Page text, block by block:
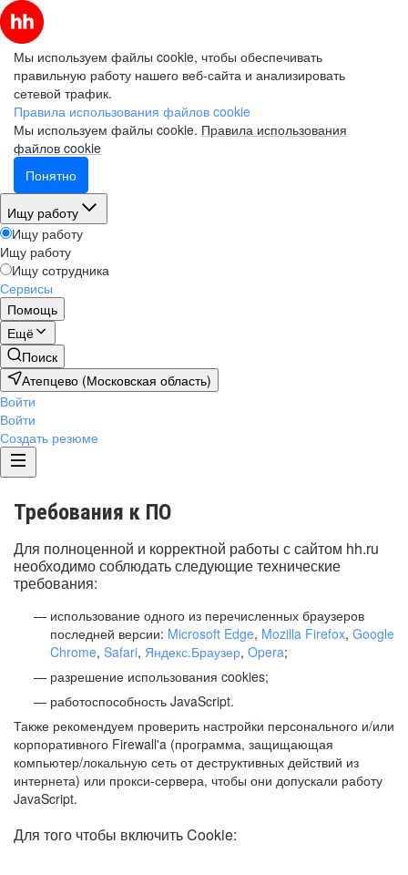
Мы используем файлы cookie, чтобы обеспечивать
правильную работу нашего веб-сайта и анализировать
сетевой трафик.
Правила использования файлов cookie
Мы используем файлы cookie. Правила использования
файлов cookie
Понятно
Ищу работу
Ищу работу
Ищу работу
Ищу сотрудника
Сервисы
Помощь
Ещё
Поиск
Атепцево (Московская область)
Войти
Войти
Создать резюме
Требования к ПО
Для полноценной и корректной работы с сайтом hh.ru
необходимо соблюдать следующие технические
требования:
использование одного из перечисленных браузеров
последней версии: Microsoft Edge, Mozilla Firefox, Google
Chrome, Safari, Яндекс.Браузер, Opera;
разрешение использования cookies;
работоспособность JavaScript.
Также рекомендуем проверить настройки персонального и/или
корпоративного Firewall'a (программа, защищающая
компьютер/локальную сеть от деструктивных действий из
интернета) или прокси-сервера, чтобы они допускали работу
JavaScript.
Для того чтобы включить Cookie: